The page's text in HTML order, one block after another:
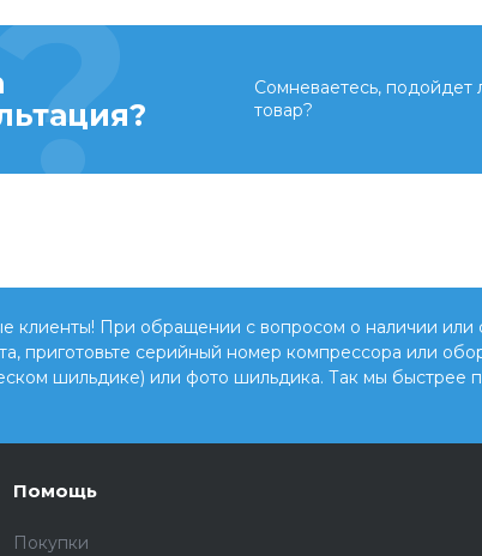
Сомневаетесь, подойдет
товар?
клиенты! При обращении с вопросом о наличии или
приготовьте серийный номер компрессора или
шильдике) или фото шильдика. Так мы быстрее
Помощь
Покупки